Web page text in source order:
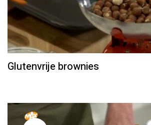
Glutenvrije brownies